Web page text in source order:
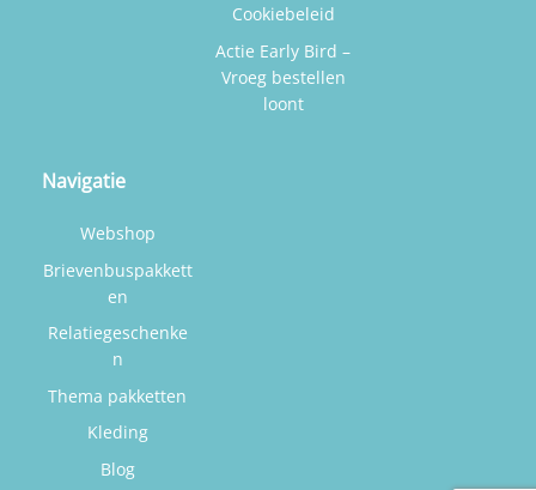
Cookiebeleid
Actie Early Bird –
Vroeg bestellen
loont
Navigatie
Webshop
Brievenbuspakkett
en
Relatiegeschenke
n
Thema pakketten
Kleding
Blog